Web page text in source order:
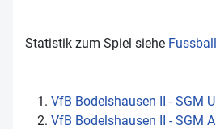
Statistik zum Spiel siehe
VfB Bodelshausen II - SGM
VfB Bodelshausen II - SGM